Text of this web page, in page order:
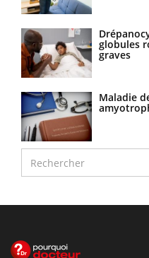
globules
graves
Maladie